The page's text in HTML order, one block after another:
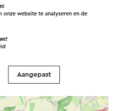
website te analyseren en de
Aangepast